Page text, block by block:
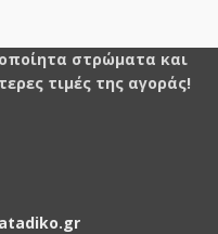
στρώματα και
τιμές της αγοράς!